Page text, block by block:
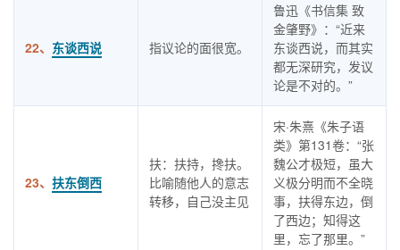
22、 东谈西说 指议论的面很宽。
鲁迅《书信集 致
金肇野》：“近来
东谈西说，而其实
都无深研究，发议
论是不对的。”
23、 扶东倒西
扶：扶持，搀扶。
比喻随他人的意志
转移，自己没主见
宋·朱熹《朱子语
类》第131卷：“张
魏公才极短，虽大
义极分明而不全晓
事，扶得东边，倒
了西边；知得这
里，忘了那里。”